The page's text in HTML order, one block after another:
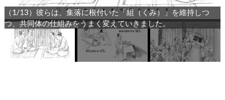
（1/13）彼らは、集落に根付いた「組（くみ）」を維持しつ
つ、共同体の仕組みをうまく変えていきました。